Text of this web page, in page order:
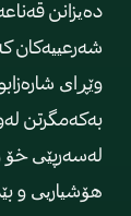
هۆشیاریی و